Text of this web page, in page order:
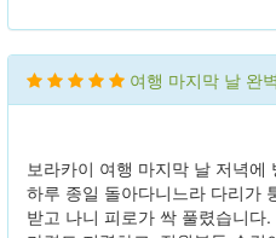
여행 마지막 날 완
보라카이 여행 마지막 날 저녁에
하루 종일 돌아다니느라 다리가
받고 나니 피로가 싹 풀렸습니다.